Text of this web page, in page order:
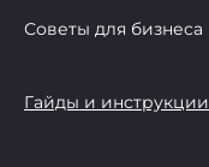
Советы для бизнеса
Гайды и инструкции